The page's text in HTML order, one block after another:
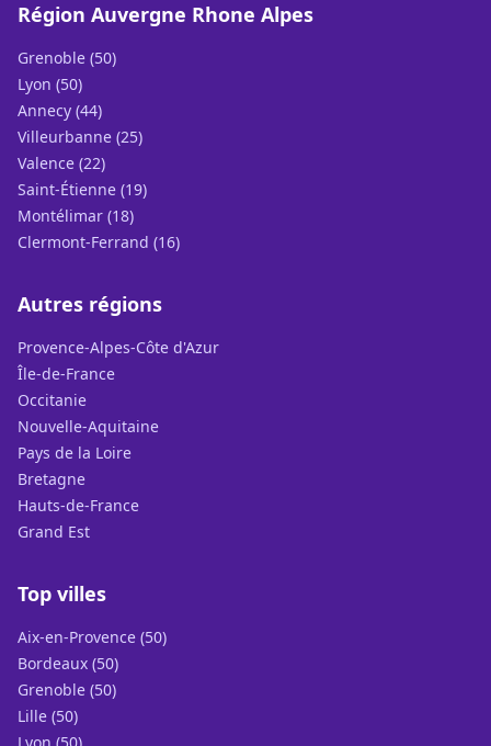
Région Auvergne Rhone Alpes
Grenoble (50)
Lyon (50)
Annecy (44)
Villeurbanne (25)
Valence (22)
Saint-Étienne (19)
Montélimar (18)
Clermont-Ferrand (16)
Autres régions
Provence-Alpes-Côte d'Azur
Île-de-France
Occitanie
Nouvelle-Aquitaine
Pays de la Loire
Bretagne
Hauts-de-France
Grand Est
Top villes
Aix-en-Provence (50)
Bordeaux (50)
Grenoble (50)
Lille (50)